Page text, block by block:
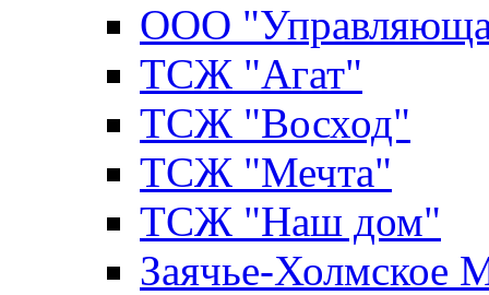
ООО
ТСЖ "Агат"
ТСЖ "Восход"
ТСЖ "Мечта"
ТСЖ "Наш дом"
Заячье-